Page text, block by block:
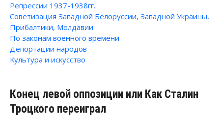
Репрессии 1937-1938гг.
Советизация Западной Белоруссии, Западной Украины,
Прибалтики, Молдавии
По законам военного времени
Депортации народов
Культура и искусство
Конец левой оппозиции или Как Сталин
Троцкого переиграл